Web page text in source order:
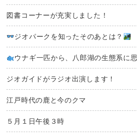
図書コーナーが充実しました！
ジオパークを知ったそのあとは？
ウナギ一匹から、八郎湖の生態系に
ジオガイドがラジオ出演します！
江戸時代の鹿と今のクマ
５月１日午後３時